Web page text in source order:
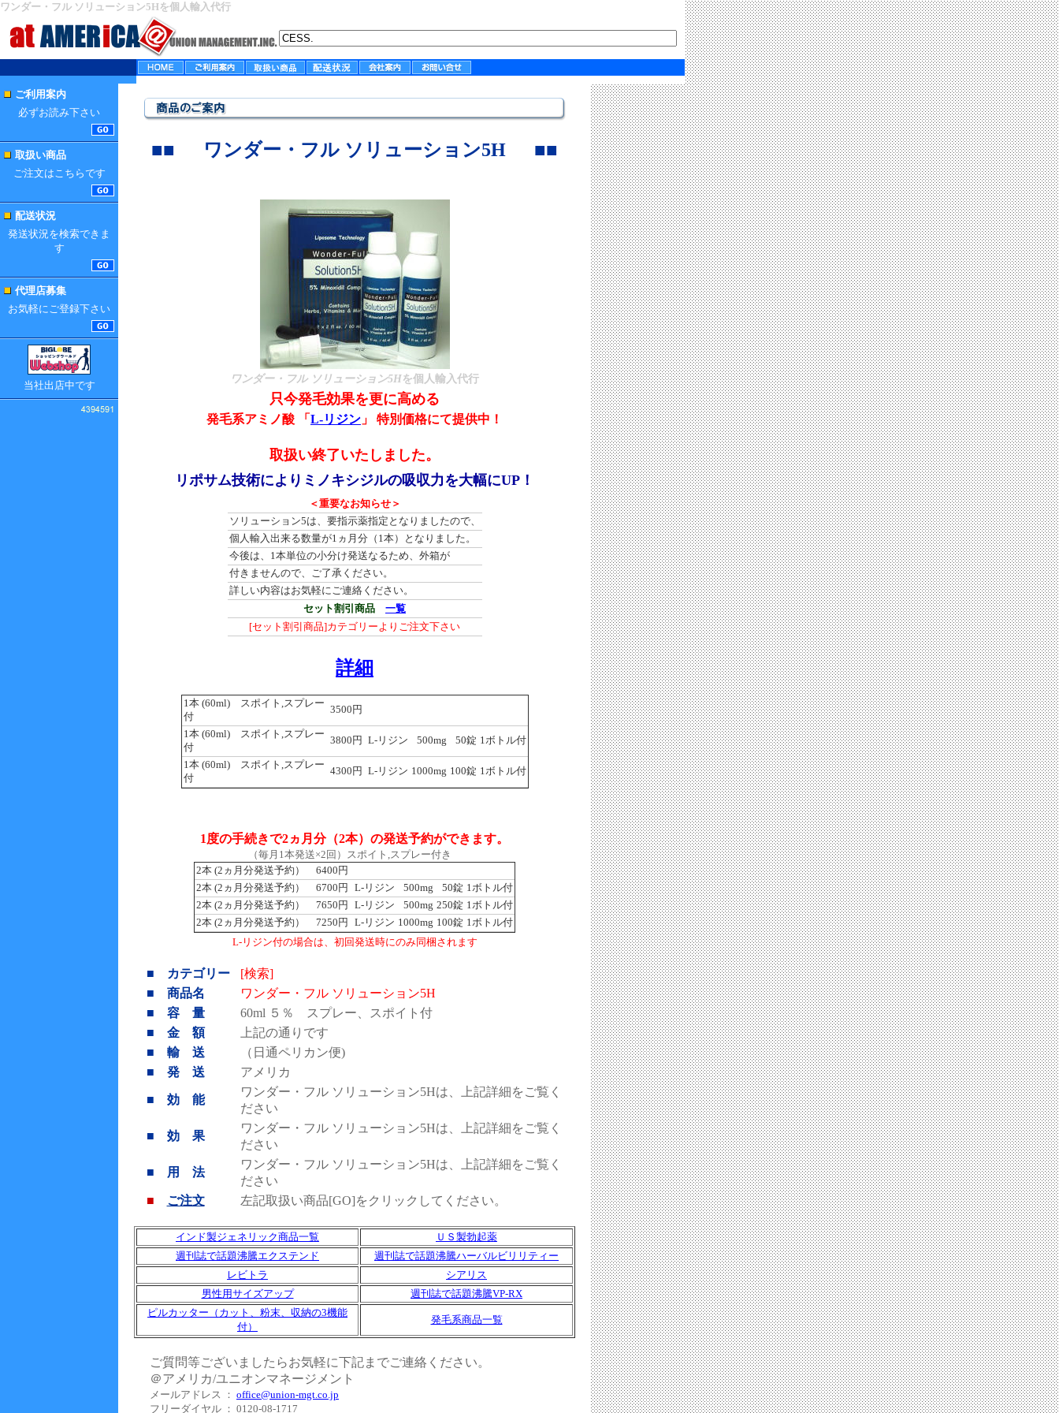
ワンダー・フル ソリューション5Hを個人輸入代行
ご利用案内
必ずお読み下さい
取扱い商品
ご注文はこちらです
配送状況
発送状況を検索できま
す
代理店募集
お気軽にご登録下さい
当社出店中です
■■ ワンダー・フル ソリューション5H ■■
ワンダー・フル ソリューション5Hを個人輸入代行
只今発毛効果を更に高める
発毛系アミノ酸 「 L-リジン 」 特別価格にて提供中！
取扱い終了いたしました。
リポサム技術によりミノキシジルの吸収力を大幅にUP！
＜重要なお知らせ＞
ソリューション5は、要指示薬指定となりましたので、
個人輸入出来る数量が1ヵ月分（1本）となりました。
今後は、1本単位の小分け発送なるため、外箱が
付きませんので、ご了承ください。
詳しい内容はお気軽にご連絡ください。
セット割引商品 一覧
[セット割引商品]カテゴリーよりご注文下さい
詳細
1本 (60ml) スポイト,スプレー
付
3500円
1本 (60ml) スポイト,スプレー
付
3800円 L-リジン 500mg 50錠 1ボトル付
1本 (60ml) スポイト,スプレー
付
4300円 L-リジン 1000mg 100錠 1ボトル付
1度の手続きで2ヵ月分（2本）の発送予約ができます。
（毎月1本発送×2回）スポイト,スプレー付き
2本 (2ヵ月分発送予約）
6400円
2本 (2ヵ月分発送予約）
6700円 L-リジン 500mg 50錠 1ボトル付
2本 (2ヵ月分発送予約）
7650円 L-リジン 500mg 250錠 1ボトル付
2本 (2ヵ月分発送予約）
7250円 L-リジン 1000mg 100錠 1ボトル付
L-リジン付の場合は、初回発送時にのみ同梱されます
■ カテゴリー
[検索]
■ 商品名
ワンダー・フル ソリューション5H
■ 容 量
60ml ５％ スプレー、スポイト付
■ 金 額
上記の通りです
■ 輸 送
（日通ペリカン便)
■ 発 送
アメリカ
■ 効 能
ワンダー・フル ソリューション5Hは、上記詳細をご覧く
ださい
■ 効 果
ワンダー・フル ソリューション5Hは、上記詳細をご覧く
ださい
■ 用 法
ワンダー・フル ソリューション5Hは、上記詳細をご覧く
ださい
■
ご注文 左記取扱い商品[GO]をクリックしてください。
インド製ジェネリック商品一覧
ＵＳ製勃起薬
週刊誌で話題沸騰エクステンド
週刊誌で話題沸騰ハーバルビリリティー
レビトラ
シアリス
男性用サイズアップ
週刊誌で話題沸騰VP-RX
ピルカッター（カット、粉末、収納の3機能
付）
発毛系商品一覧
ご質問等ございましたらお気軽に下記までご連絡ください。
＠アメリカ/ユニオンマネージメント
メールアドレス ： office@union-mgt.co.jp
フリーダイヤル ： 0120-08-1717